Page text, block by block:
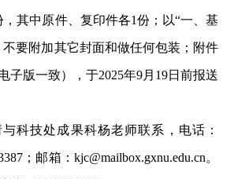
，其中原件、复印件各1份；以“一、基
要附加其它封面和做任何包装；附件
子版一致），于2025年9月 19日前报送
科技处成果科杨老师联系，电话：
；邮箱： kjc@mailbox.gxnu.edu.cn。